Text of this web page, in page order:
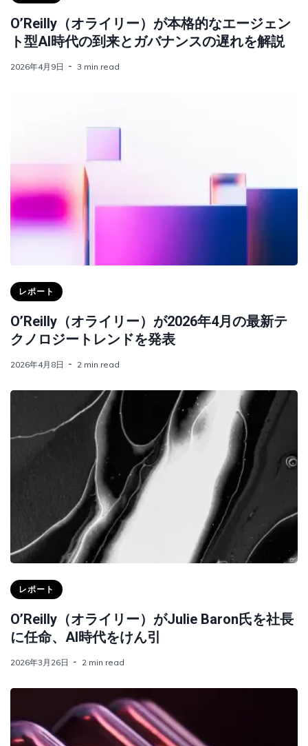
O’Reilly（オライリー）が本格的なエージェン
ト型AI時代の到来とガバナンスの遅れを解説
2026年4月9日 3 min read
レポート
O’Reilly（オライリー）が2026年4月の最新テ
クノロジートレンドを発表
2026年4月8日 2 min read
レポート
O’Reilly（オライリー）がJulie Baron氏を社長
に任命、AI時代をけん引
2026年3月26日 2 min read